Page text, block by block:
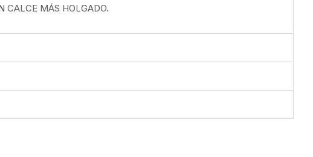
CALCE MÁS HOLGADO.